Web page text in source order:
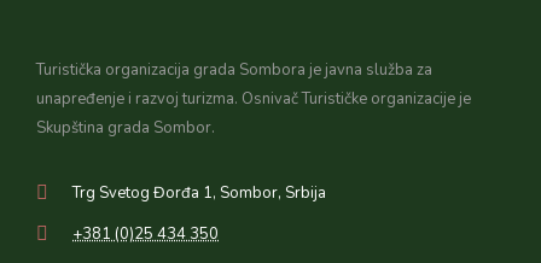
Turistička organizacija grada Sombora je javna služba za
unapređenje i razvoj turizma. Osnivač Turističke organizacije je
Skupština grada Sombor.
Trg Svetog Đorđa 1, Sombor, Srbija
+381 (0)25 434 350